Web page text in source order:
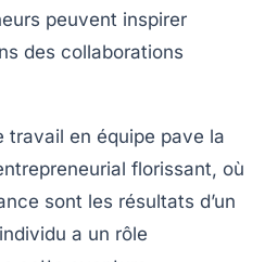
peuvent inspirer
des collaborations
travail en équipe pave la
florissant, où
sont les résultats d’un
a un rôle